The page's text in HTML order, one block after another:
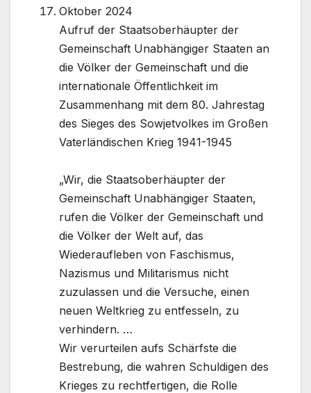
Oktober 2024
Aufruf der Staatsoberhäupter der
Gemeinschaft Unabhängiger Staaten an
die Völker der Gemeinschaft und die
internationale Öffentlichkeit im
Zusammenhang mit dem 80. Jahrestag
des Sieges des Sowjetvolkes im Großen
Vaterländischen Krieg 1941-1945
„Wir, die Staatsoberhäupter der
Gemeinschaft Unabhängiger Staaten,
rufen die Völker der Gemeinschaft und
die Völker der Welt auf, das
Wiederaufleben von Faschismus,
Nazismus und Militarismus nicht
zuzulassen und die Versuche, einen
neuen Weltkrieg zu entfesseln, zu
verhindern. …
Wir verurteilen aufs Schärfste die
Bestrebung, die wahren Schuldigen des
Krieges zu rechtfertigen, die Rolle